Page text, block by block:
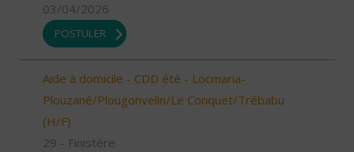
03/04/2026
POSTULER
Aide à domicile - CDD été - Locmaria-
Plouzané/Plougonvelin/Le Conquet/Trébabu
(H/F)
29 - Finistère